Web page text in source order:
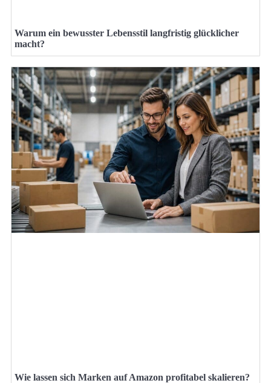
Warum ein bewusster Lebensstil langfristig glücklicher
macht?
Wie lassen sich Marken auf Amazon profitabel skalieren?